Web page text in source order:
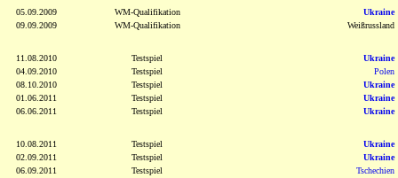
05.09.2009 WM-Qualifikation
Ukraine
09.09.2009
WM-Qualifikation Weißrussland
11.08.2010 Testspiel
Ukraine
04.09.2010
Testspiel
Polen
08.10.2010
Testspiel
Ukraine
01.06.2011
Testspiel
Ukraine
06.06.2011
Testspiel Ukraine
10.08.2011 Testspiel
Ukraine
02.09.2011
Testspiel
Ukraine
06.09.2011
Testspiel
Tschechien